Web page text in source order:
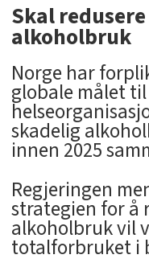
Skal
alkoholbruk
Norge har
globale målet
skadelig
innen 2025
Regjeringen
strategien for å
alkoholbruk vil
totalforbruket i